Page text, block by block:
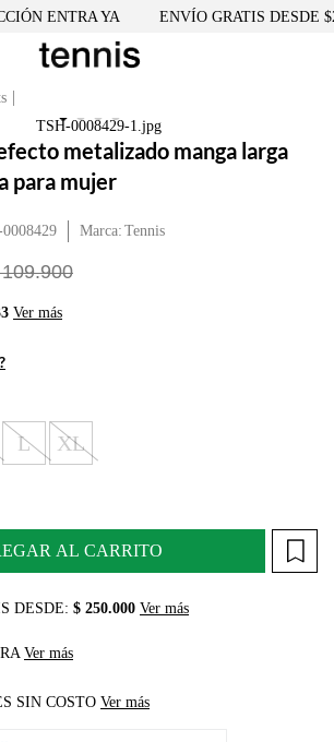
ENTRA YA ENVÍO GRATIS DESDE
metalizado manga larga
para mujer
Tennis
Ver más
L XL
AL CARRITO
DESDE: $ 250.000 Ver más
Ver más
SIN COSTO Ver más